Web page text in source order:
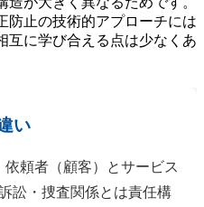
防止の技術的アプローチには
互に学び合える点は少なくあ
い
頼者（顧客）とサービス
訟・捜査関係とは責任構